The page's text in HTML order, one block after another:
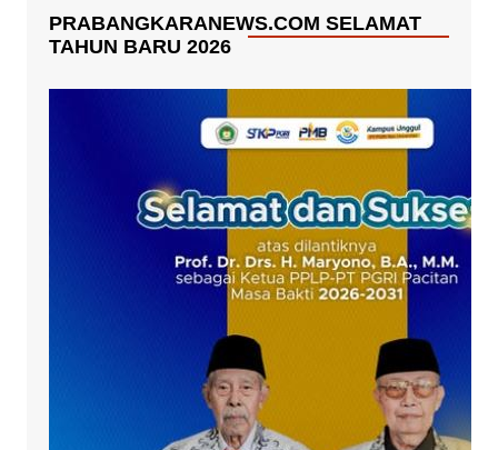
PRABANGKARANEWS.COM SELAMAT
TAHUN BARU 2026